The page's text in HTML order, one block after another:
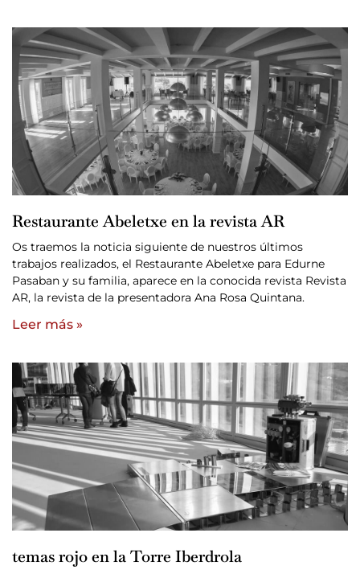
Restaurante Abeletxe en la revista AR
Os traemos la noticia siguiente de nuestros últimos
trabajos realizados, el Restaurante Abeletxe para Edurne
Pasaban y su familia, aparece en la conocida revista Revista
AR, la revista de la presentadora Ana Rosa Quintana.
Leer más »
temas rojo en la Torre Iberdrola